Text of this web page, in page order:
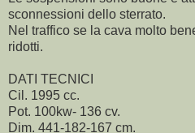
sconnessioni dello sterrato.
Nel traffico se la cava molto
ridotti.
DATI TECNICI
Cil. 1995 cc.
Pot. 100kw- 136 cv.
Dim. 441-182-167 cm.